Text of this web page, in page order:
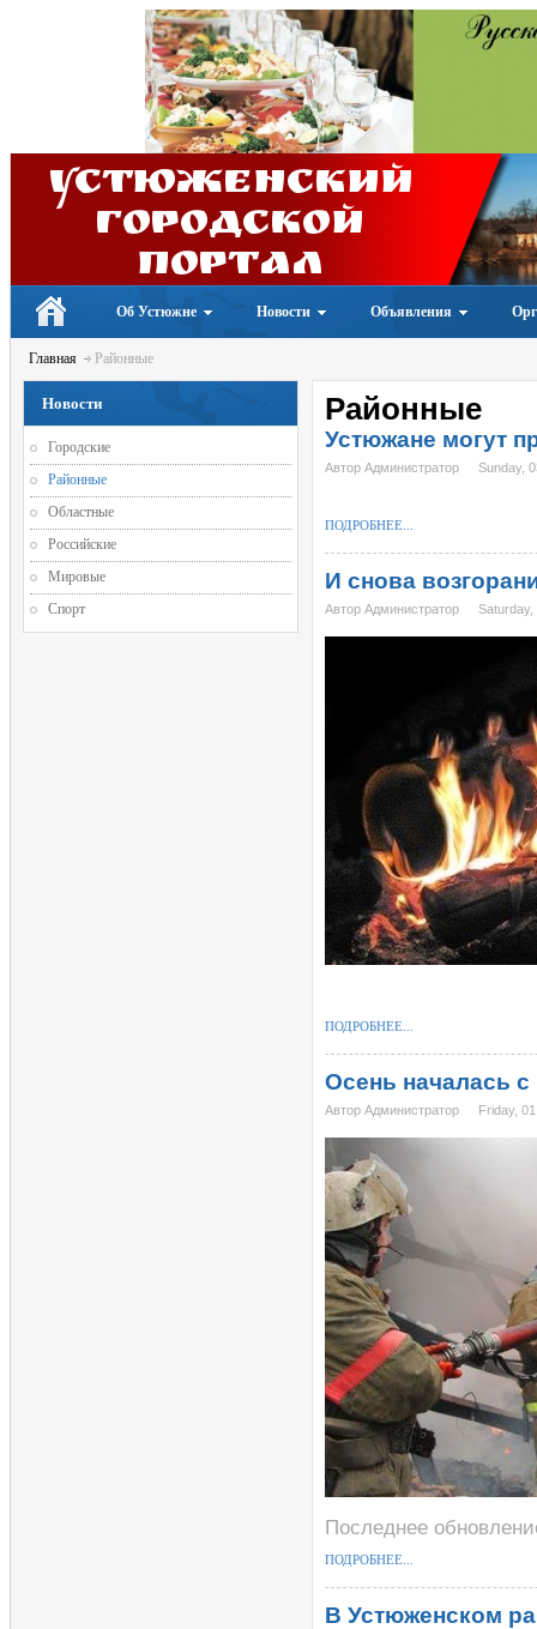
Устюженский
Городской
портал
Об Устюжне Новости Объявления
Главная Районные
Районные
Устюжане могут
Автор Администратор Sunday,
ПОДРОБНЕЕ...
И снова
Автор Администратор Saturday,
ПОДРОБНЕЕ...
Осень началась с
Автор Администратор Friday,
Последнее
ПОДРОБНЕЕ...
В Устюженском
Новости
Городские
Районные
Областные
Российские
Мировые
Спорт